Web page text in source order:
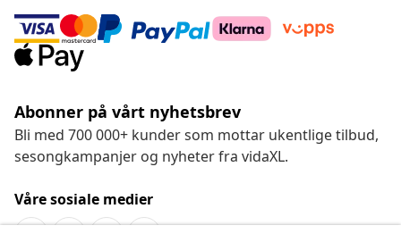
Abonner på vårt nyhetsbrev
Bli med 700 000+ kunder som mottar ukentlige tilbud,
sesongkampanjer og nyheter fra vidaXL.
Våre sosiale medier